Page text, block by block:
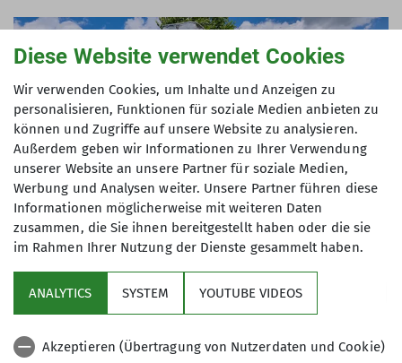
Diese Website verwendet Cookies
Wir verwenden Cookies, um Inhalte und Anzeigen zu
personalisieren, Funktionen für soziale Medien anbieten zu
können und Zugriffe auf unsere Website zu analysieren.
Außerdem geben wir Informationen zu Ihrer Verwendung
unserer Website an unsere Partner für soziale Medien,
Werbung und Analysen weiter. Unsere Partner führen diese
Informationen möglicherweise mit weiteren Daten
zusammen, die Sie ihnen bereitgestellt haben oder die sie
im Rahmen Ihrer Nutzung der Dienste gesammelt haben.
ANALYTICS SYSTEM YOUTUBE VIDEOS
Akzeptieren (Übertragung von Nutzerdaten und Cookie)